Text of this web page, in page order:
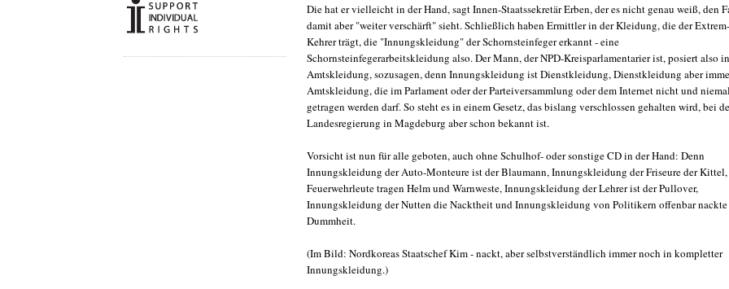
Die hat er vielleicht in der Hand, sagt Innen-Staatssekretär Erben, der es nicht genau weiß, den
damit aber "weiter verschärft" sieht. Schließlich haben Ermittler in der Kleidung, die der Extrem-
Kehrer trägt, die "Innungskleidung" der Schornsteinfeger erkannt - eine
Schornsteinfegerarbeitskleidung also. Der Mann, der NPD-Kreisparlamentarier ist, posiert also in
Amtskleidung, sozusagen, denn Innungskleidung ist Dienstkleidung, Dienstkleidung aber
Amtskleidung, die im Parlament oder der Parteiversammlung oder dem Internet nicht und
getragen werden darf. So steht es in einem Gesetz, das bislang verschlossen gehalten wird, bei
Landesregierung in Magdeburg aber schon bekannt ist.
Vorsicht ist nun für alle geboten, auch ohne Schulhof- oder sonstige CD in der Hand: Denn
Innungskleidung der Auto-Monteure ist der Blaumann, Innungskleidung der Friseure der Kittel,
Feuerwehrleute tragen Helm und Warnweste, Innungskleidung der Lehrer ist der Pullover,
Innungskleidung der Nutten die Nacktheit und Innungskleidung von Politikern offenbar nackte
Dummheit.
(Im Bild: Nordkoreas Staatschef Kim - nackt, aber selbstverständlich immer noch in kompletter
Innungskleidung.)